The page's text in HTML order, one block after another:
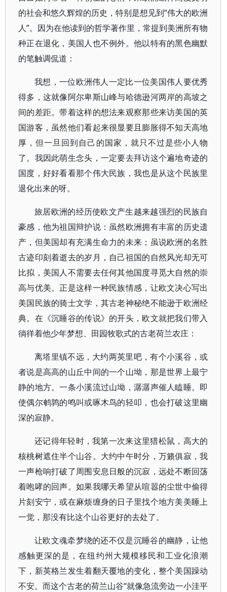
的社会和悠久辉煌的历史，特别是想见到“伟大的欧洲
人”。因为在他读到的哲学著作里，常提到美洲所有物
种正在退化，美国人也不例外。他以特有的黑色幽默
的笔触调侃道：
我想，一位欧洲伟人一定比一位美国伟人要优秀
得多，这就像阿尔卑斯山峰与哈德逊河两岸的高坡之
间的差距。带着这样的想法来观察那些来访美国的英
国游客，虽然他们看起来很显要且膨胀得不知天高地
厚，但一旦回到自己的国家，就只不过是些小人物
了。我因此萌生念头，一定要去拜访这个遍地奇迹的
国度，好好看看那个伟大民族，我也是从这个民族里
退化出来的呀。
旅居欧洲的经历使欧文产生越来越强烈的民族自
豪感，他为祖国辩护说：虽然欧洲拥有丰富的历史遗
产，但美国却有充满生命力的未来；虽说欧洲的名胜
古迹印刻着逝去的岁月，自己祖国的自然风光却无可
比拟，美国人不需要去任何其他国度寻觅大自然的崇
高与优美。正是这样一种民族情感，让欧文决心写出
美国民族的骑士文学，其古老神秘绝不能逊于欧洲经
典。在《沉睡谷的传说》的开头，欧文就把我们带入
徜徉着他少年梦想、田园牧歌式的古老荷兰农庄：
离塔里镇不远，大约两英里吧，有个小溪谷，或
者说是高高的山丘中间的一个山坳，那是世界上最宁
静的地方。一条小溪流过山坳，潺潺声催人瞌睡。即
使偶尔鹌鹑的鸣叫或啄木鸟的轻叩，也会打破这里幽
深的寂静。
还记得年轻时，我第一次来这里猎松鼠，高大的
核桃树遮住半个山谷。大约中午时分，万籁俱寂，我
一声枪响打破了周围安息日般的沉寂，远处不断回荡
着咆哮的回声。如果我哪天希望从喧嚣的尘世中偷得
片刻安宁，或在麻烦缠身的日子里找个地方美美睡上
一觉，那没有比这个山谷更好的去处了。
让欧文魂牵梦绕的还不仅是沉睡谷的幽静，让他
感触更深的是，在纽约州大规模移民和工业化浪潮
下，新英格兰发生着翻天覆地的变化，整个美国躁动
不安。而这个古老的荷兰山谷“就像急流旁边一小洼平